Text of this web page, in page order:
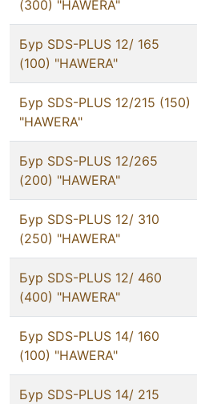
(300) "HAWERA"
Бур SDS-PLUS 12/ 165
(100) "HAWERA"
Бур SDS-PLUS 12/215 (150)
"HAWERA"
Бур SDS-PLUS 12/265
(200) "HAWERA"
Бур SDS-PLUS 12/ 310
(250) "HAWERA"
Бур SDS-PLUS 12/ 460
(400) "HAWERA"
Бур SDS-PLUS 14/ 160
(100) "HAWERA"
Бур SDS-PLUS 14/ 215